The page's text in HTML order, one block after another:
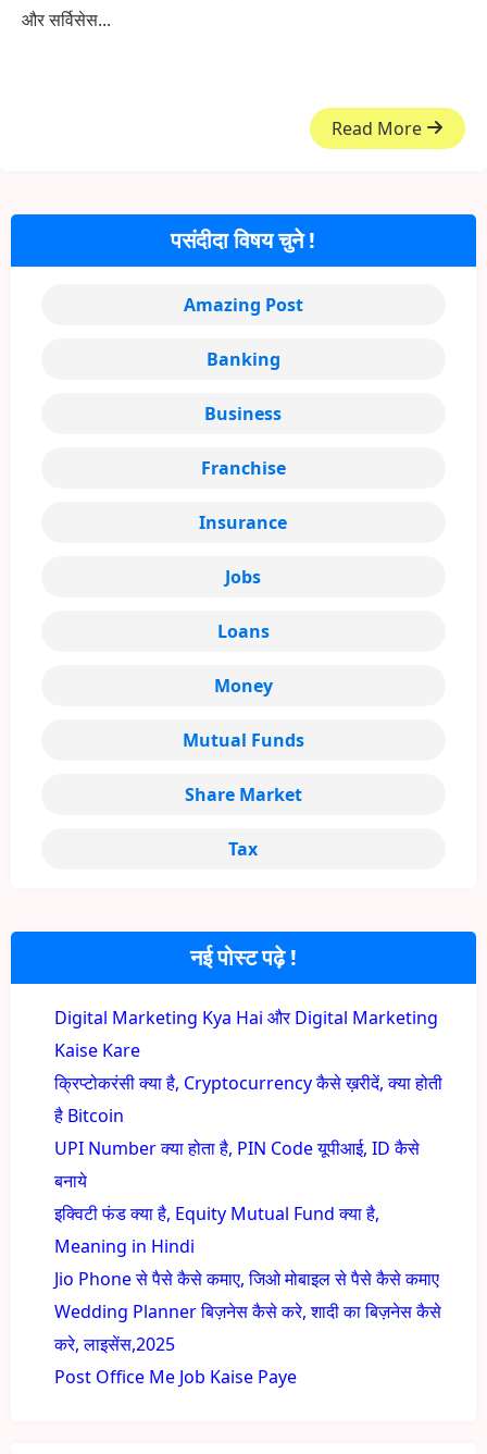
और सर्विसेस...
Read More
नई पोस्ट पढ़े !
Digital Marketing Kya Hai और Digital Marketing
Kaise Kare
क्रिप्टोकरंसी क्या है, Cryptocurrency कैसे ख़रीदें, क्या होती
है Bitcoin
UPI Number क्या होता है, PIN Code यूपीआई, ID कैसे
बनाये
इक्विटी फंड क्या है, Equity Mutual Fund क्या है,
Meaning in Hindi
Jio Phone से पैसे कैसे कमाए, जिओ मोबाइल से पैसे कैसे कमाए
Wedding Planner बिज़नेस कैसे करे, शादी का बिज़नेस कैसे
करे, लाइसेंस,2025
Post Office Me Job Kaise Paye
पसंदीदा विषय चुने !
Amazing Post
Banking
Business
Franchise
Insurance
Jobs
Loans
Money
Mutual Funds
Share Market
Tax